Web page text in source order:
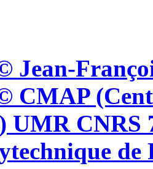
Jean-
CMAP
UMR CNRS
de